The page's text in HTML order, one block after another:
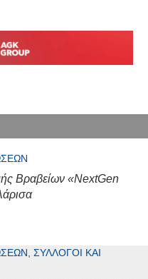
Βραβείων «NextGen
ΣΎΛΛΟΓΟΙ ΚΑΙ